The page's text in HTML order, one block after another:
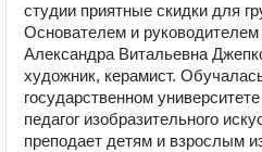
студии приятные скидки для
Основателем и
Александра Витальевна
художник, керамист.
государственном
педагог изобразительного
преподает детям и взрослым